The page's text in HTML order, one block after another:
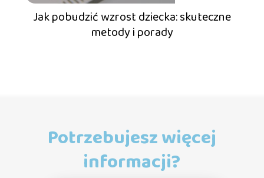
Jak pobudzić wzrost dziecka: skuteczne
metody i porady
Potrzebujesz więcej
informacji?